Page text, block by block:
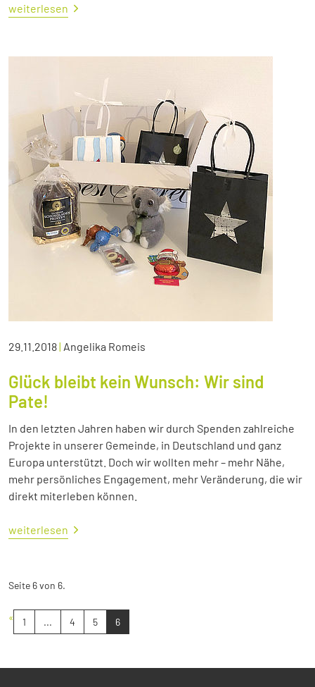
weiterlesen
29.11.2018| Angelika Romeis
Glück bleibt kein Wunsch: Wir sind
Pate!
In den letzten Jahren haben wir durch Spenden zahlreiche
Projekte in unserer Gemeinde, in Deutschland und ganz
Europa unterstützt. Doch wir wollten mehr – mehr Nähe,
mehr persönliches Engagement, mehr Veränderung, die wir
direkt miterleben können.
weiterlesen
Seite 6 von 6.
« 1 ... 4 5 6